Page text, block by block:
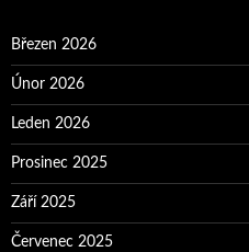
Březen 2026
Únor 2026
Leden 2026
Prosinec 2025
Září 2025
Červenec 2025